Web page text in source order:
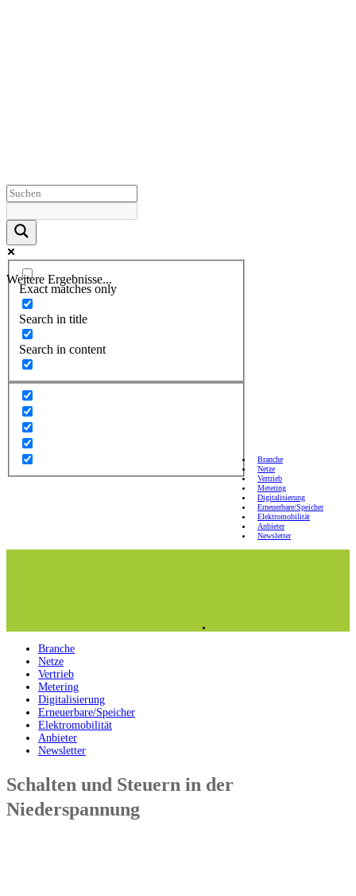
Weitere Ergebnisse...
Exact matches only
Search in title
Search in content
Branche
Netze
Vertrieb
Metering
Digitalisierung
Erneuerbare/Speicher
Elektromobilität
Anbieter
Newsletter
Branche
Netze
Vertrieb
Metering
Digitalisierung
Erneuerbare/Speicher
Elektromobilität
Anbieter
Newsletter
Schalten und Steuern in der
Niederspannung